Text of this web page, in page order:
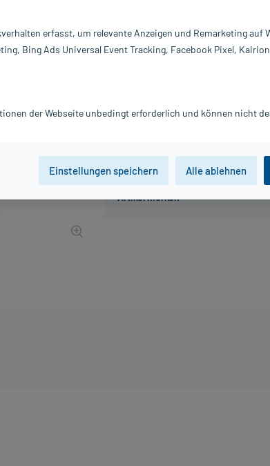
Hersteller:
PAUL
erfasst, um relevante Anzeigen und Remarketing auf
Bing Ads Universal Event Tracking, Facebook Pixel,
der Webseite unbedingt erforderlich und können nicht
Einstellungen speichern Alle ablehnen